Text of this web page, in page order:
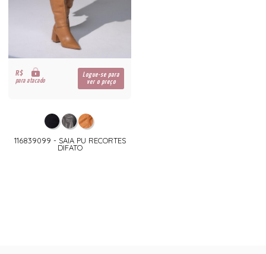
R$
para atacado
Logue-se para
ver o preço
116839099 - SAIA PU RECORTES
DIFATO